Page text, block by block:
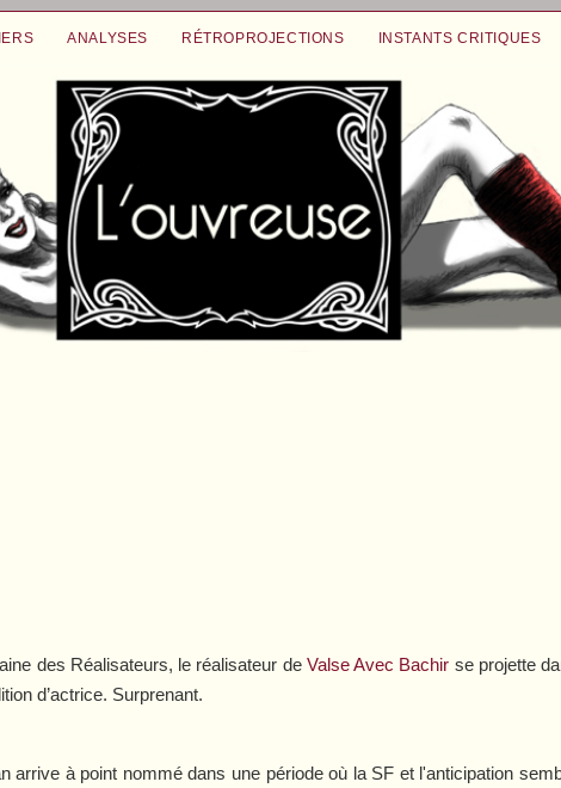
ANALYSES RÉTROPROJECTIONS INSTANTS CRITIQUES
des Réalisateurs, le réalisateur de Valse Avec Bachir se projette
d’actrice. Surprenant.
arrive à point nommé dans une période où la SF et l'anticipation